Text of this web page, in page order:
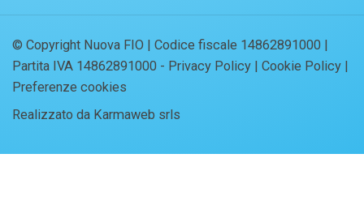
© Copyright Nuova FIO | Codice fiscale 14862891000 |
Partita IVA 14862891000 - Privacy Policy Cookie Policy
Preferenze cookies
Realizzato da Karmaweb srls